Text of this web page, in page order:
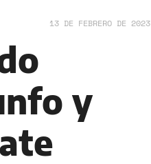
13 DE FEBRERO DE 2023
y